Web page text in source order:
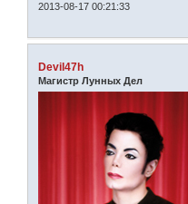
2013-08-17 00:21:33
Devil47h
Магистр Лунных Дел